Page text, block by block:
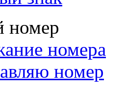
номер
номера
номер